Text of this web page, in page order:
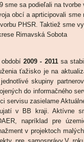
sme sa podieľali na
obcí a aprticipovali
PHSR. Taktiež sme
Rimavská Sobota
2009 - 2011sa
ťažisko je na
skupiny
do informačného
servisu zasielame
v BB kraji. Aktívne
napríklad pre
v projektoch